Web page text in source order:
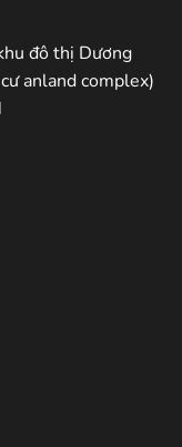
đô thị Dương
anland complex)